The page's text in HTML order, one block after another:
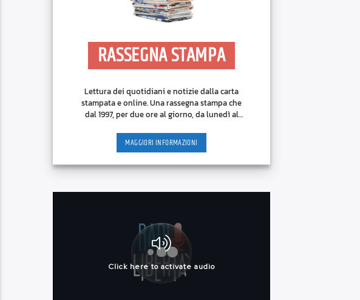
RASSEGNA STAMPA
Lettura dei quotidiani e notizie dalla carta
stampata e online. Una rassegna stampa che
dal 1997, per due ore al giorno, da lunedì al
MAGGIORI INFORMAZIONI